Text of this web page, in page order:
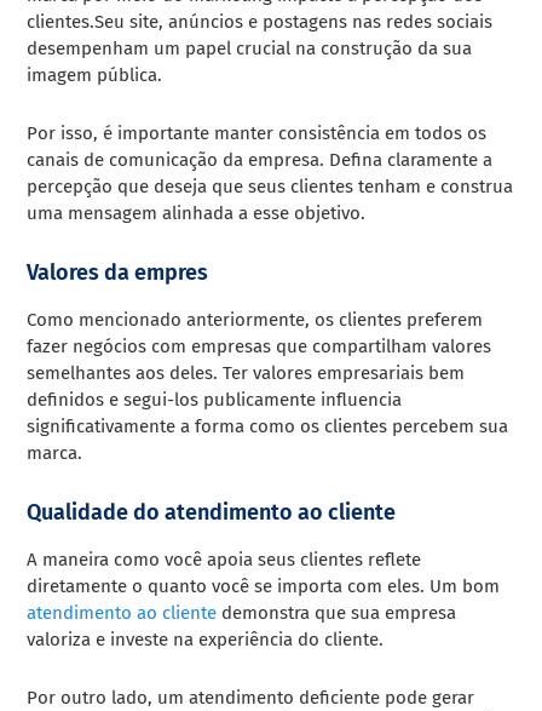
clientes.Seu site, anúncios e postagens nas redes sociais
desempenham um papel crucial na construção da sua
imagem pública.
Por isso, é importante manter consistência em todos os
canais de comunicação da empresa. Defina claramente a
percepção que deseja que seus clientes tenham e construa
uma mensagem alinhada a esse objetivo.
Valores da empres
Como mencionado anteriormente, os clientes preferem
fazer negócios com empresas que compartilham valores
semelhantes aos deles. Ter valores empresariais bem
definidos e segui-los publicamente influencia
significativamente a forma como os clientes percebem sua
marca.
Qualidade do atendimento ao cliente
A maneira como você apoia seus clientes reflete
diretamente o quanto você se importa com eles. Um bom
atendimento ao cliente demonstra que sua empresa
valoriza e investe na experiência do cliente.
Por outro lado, um atendimento deficiente pode gerar